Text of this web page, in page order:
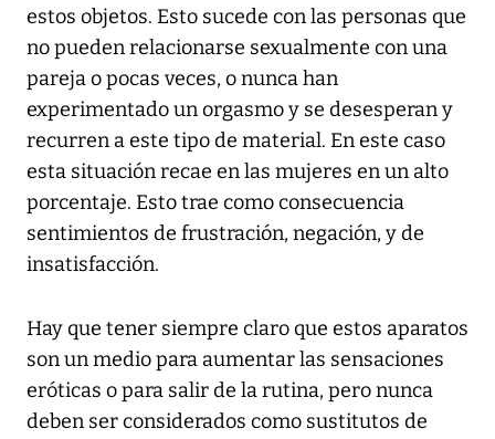
estos objetos. Esto sucede con las personas que
no pueden relacionarse sexualmente con una
pareja o pocas veces, o nunca han
experimentado un orgasmo y se desesperan y
recurren a este tipo de material. En este caso
esta situación recae en las mujeres en un alto
porcentaje. Esto trae como consecuencia
sentimientos de frustración, negación, y de
insatisfacción.
Hay que tener siempre claro que estos aparatos
son un medio para aumentar las sensaciones
eróticas o para salir de la rutina, pero nunca
deben ser considerados como sustitutos de